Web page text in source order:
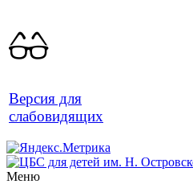
Версия для
слабовидящих
Меню